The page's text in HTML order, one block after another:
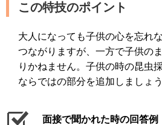
この特技のポイント
大人になっても子供の心を忘れ
つながりますが、一方で子供の
りかねません。子供の時の昆虫
ならではの部分を追加しましょう
面接で聞かれた時の回答例